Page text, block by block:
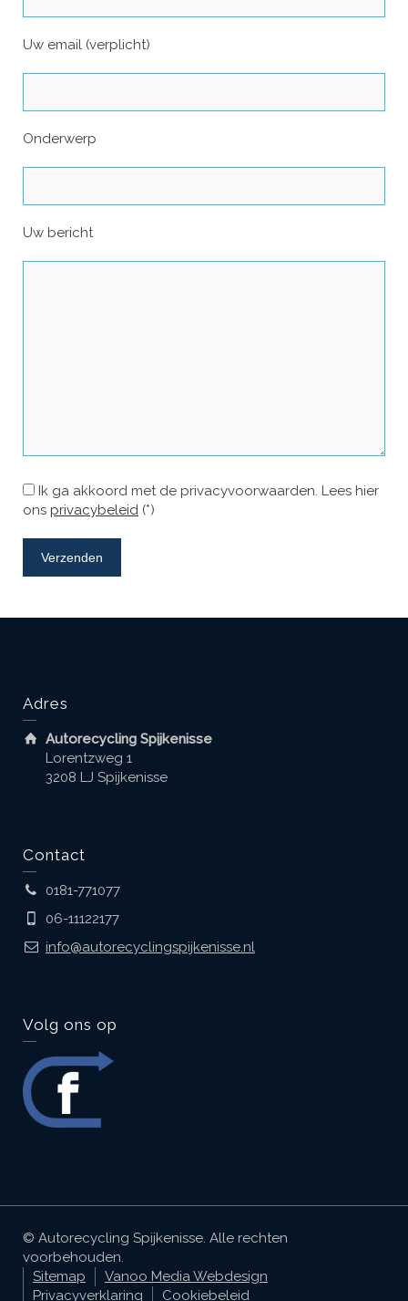
Uw email (verplicht)
Onderwerp
Uw bericht
Ik ga akkoord met de privacyvoorwaarden. Lees hier
ons privacybeleid (*)
Adres
Autorecycling Spijkenisse
Lorentzweg 1
3208 LJ Spijkenisse
Contact
0181-771077
06-11122177
info@autorecyclingspijkenisse.nl
Volg ons op
© Autorecycling Spijkenisse. Alle rechten
voorbehouden.
Sitemap
Vanoo Media Webdesign
Privacyverklaring
Cookiebeleid